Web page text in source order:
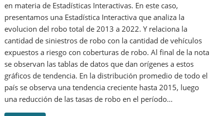
en materia de Estadísticas Interactivas. En este caso,
presentamos una Estadística Interactiva que analiza la
evolucion del robo total de 2013 a 2022. Y relaciona la
cantidad de siniestros de robo con la cantidad de vehículos
expuestos a riesgo con coberturas de robo. Al final de la nota
se observan las tablas de datos que dan orígenes a estos
gráficos de tendencia. En la distribución promedio de todo el
país se observa una tendencia creciente hasta 2015, luego
una reducción de las tasas de robo en el período…